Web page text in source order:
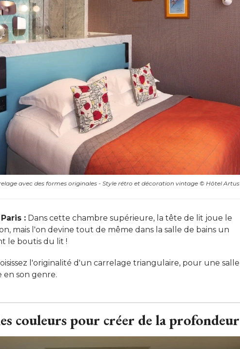
avec des formes originales - Style rétro et décoration vintage© Hôtel Artus
: Dans cette chambre supérieure, la tête de lit joue le
mais l'on devine tout de même dans la salle de bains un
le boutis du lit !
l'originalité d'un carrelage triangulaire, pour une salle
en son genre.
couleurs pour créer de la profondeur